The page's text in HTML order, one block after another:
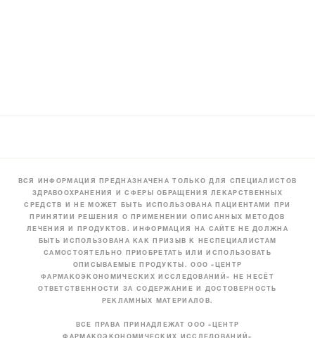
ВСЯ ИНФОРМАЦИЯ ПРЕДНАЗНАЧЕНА ТОЛЬКО ДЛЯ СПЕЦИАЛИСТОВ
ЗДРАВООХРАНЕНИЯ И СФЕРЫ ОБРАЩЕНИЯ ЛЕКАРСТВЕННЫХ
СРЕДСТВ И НЕ МОЖЕТ БЫТЬ ИСПОЛЬЗОВАНА ПАЦИЕНТАМИ ПРИ
ПРИНЯТИИ РЕШЕНИЯ О ПРИМЕНЕНИИ ОПИСАННЫХ МЕТОДОВ
ЛЕЧЕНИЯ И ПРОДУКТОВ. ИНФОРМАЦИЯ НА САЙТЕ НЕ ДОЛЖНА
БЫТЬ ИСПОЛЬЗОВАНА КАК ПРИЗЫВ К НЕСПЕЦИАЛИСТАМ
САМОСТОЯТЕЛЬНО ПРИОБРЕТАТЬ ИЛИ ИСПОЛЬЗОВАТЬ
ОПИСЫВАЕМЫЕ ПРОДУКТЫ. ООО «ЦЕНТР
ФАРМАКОЭКОНОМИЧЕСКИХ ИССЛЕДОВАНИЙ» НЕ НЕСЁТ
ОТВЕТСТВЕННОСТИ ЗА СОДЕРЖАНИЕ И ДОСТОВЕРНОСТЬ
РЕКЛАМНЫХ МАТЕРИАЛОВ.
ВСЕ ПРАВА ПРИНАДЛЕЖАТ ООО «ЦЕНТР